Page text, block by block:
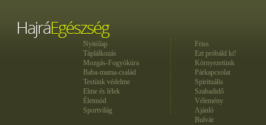
Nyitólap
Táplálkozás
Mozgás-Fogyókúra
Baba-mama-család
Testünk védelme
Elme és lélek
Életmód
Sportvilág
Friss
Ezt próbáld ki!
Környezetünk
Párkapcsolat
Spirituális
Szabadidő
Vélemény
Ajánló
Bulvár